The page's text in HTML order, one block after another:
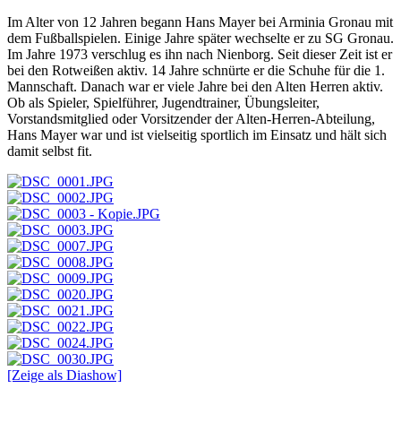
Im Alter von 12 Jahren begann Hans Mayer bei Arminia Gronau mit
dem Fußballspielen. Einige Jahre später wechselte er zu SG Gronau.
Im Jahre 1973 verschlug es ihn nach Nienborg. Seit dieser Zeit ist er
bei den Rotweißen aktiv. 14 Jahre schnürte er die Schuhe für die 1.
Mannschaft. Danach war er viele Jahre bei den Alten Herren aktiv.
Ob als Spieler, Spielführer, Jugendtrainer, Übungsleiter,
Vorstandsmitglied oder Vorsitzender der Alten-Herren-Abteilung,
Hans Mayer war und ist vielseitig sportlich im Einsatz und hält sich
damit selbst fit.
[Zeige als Diashow]